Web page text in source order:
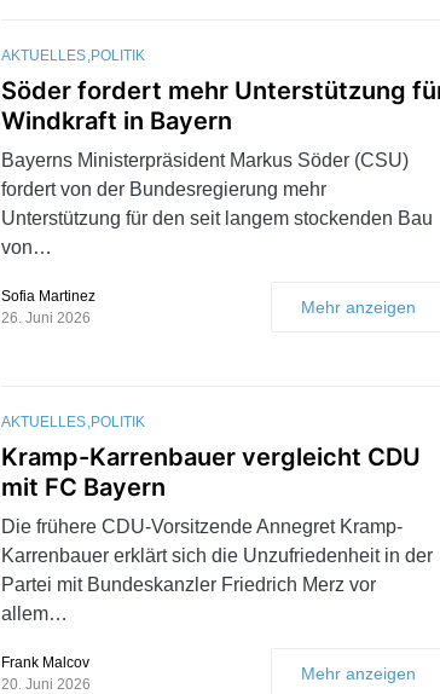
AKTUELLES POLITIK
Söder fordert mehr Unterstützung
Windkraft in Bayern
Bayerns Ministerpräsident Markus Söder (CSU)
fordert von der Bundesregierung mehr
Unterstützung für den seit langem stockenden Bau
von…
Sofia Martinez
26. Juni 2026
Mehr anzeigen
AKTUELLES POLITIK
Kramp-Karrenbauer vergleicht CDU
mit FC Bayern
Die frühere CDU-Vorsitzende Annegret Kramp-
Karrenbauer erklärt sich die Unzufriedenheit in der
Partei mit Bundeskanzler Friedrich Merz vor
allem…
Frank Malcov
20. Juni 2026
Mehr anzeigen